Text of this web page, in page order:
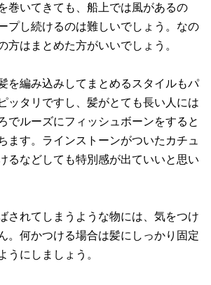
巻いてきても、船上では風があるの
プし続けるのは難しいでしょう。なの
方はまとめた方がいいでしょう。
を編み込みしてまとめるスタイルもパ
ッタリですし、髪がとても長い人には
でルーズにフィッシュボーンをすると
ます。ラインストーンがついたカチュ
るなどしても特別感が出ていいと思い
されてしまうような物には、気をつけ
。何かつける場合は髪にしっかり固定
うにしましょう。